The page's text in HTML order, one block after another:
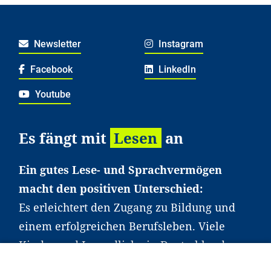
Newsletter Instagram
Facebook LinkedIn
Youtube
Es fängt mit Lesen an
Ein gutes Lese- und Sprachvermögen
macht den positiven Unterschied:
Es erleichtert den Zugang zu Bildung und
einem erfolgreichen Berufsleben. Viele
Kinder und Jugendliche in Deutschland